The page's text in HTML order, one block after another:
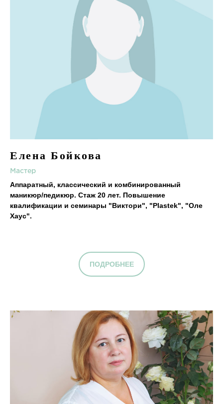
Елена Бойкова
Мастер
Аппаратный, классический и комбинированный
маникюр/педикюр. Стаж 20 лет. Повышение
квалификации и семинары "Виктори", "Plastek", "Оле
Хаус".
ПОДРОБНЕЕ